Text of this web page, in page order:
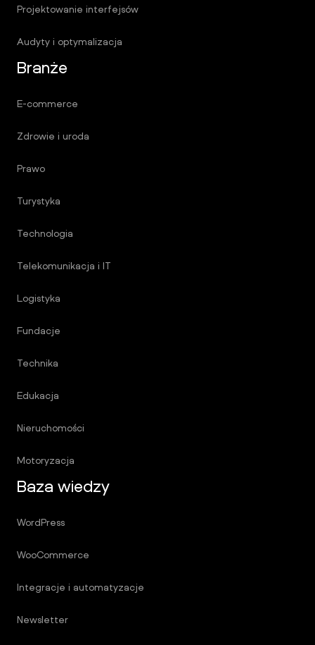
Projektowanie interfejsów
Audyty i optymalizacja
Branże
E-commerce
Zdrowie i uroda
Prawo
Turystyka
Technologia
Telekomunikacja i IT
Logistyka
Fundacje
Technika
Edukacja
Nieruchomości
Motoryzacja
Baza wiedzy
WordPress
WooCommerce
Integracje i automatyzacje
Newsletter